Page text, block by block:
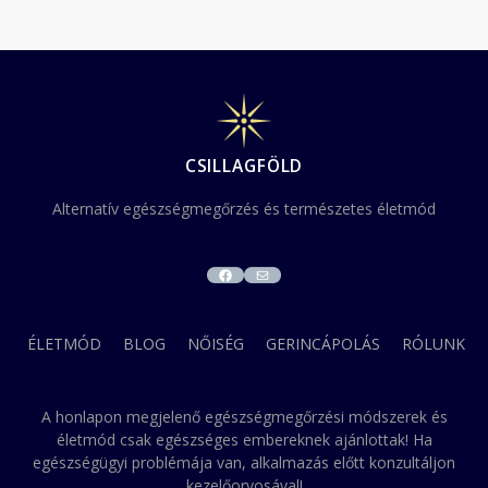
CSILLAGFÖLD
Alternatív egészségmegőrzés és természetes életmód
FACEBOOK
MAIL
ÉLETMÓD BLOG NŐISÉG GERINCÁPOLÁS RÓLUNK
A honlapon megjelenő egészségmegőrzési módszerek és
életmód csak egészséges embereknek ajánlottak! Ha
egészségügyi problémája van, alkalmazás előtt konzultáljon